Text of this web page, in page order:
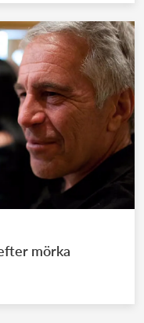
mörka